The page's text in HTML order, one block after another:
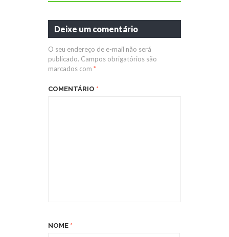
Deixe um comentário
O seu endereço de e-mail não será
publicado. Campos obrigatórios são
marcados com *
COMENTÁRIO *
NOME *